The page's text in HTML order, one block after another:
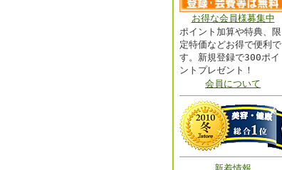
お得な会員様募集中
ポイント加算や特典、限
定特価などお得で便利で
す。新規登録で300ポイ
ントプレゼント！
会員について